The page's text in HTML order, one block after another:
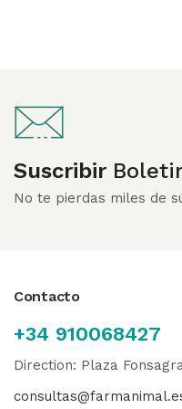
Suscribir
No te pierdas miles de
Contacto
+34 910068427
Direction: Plaza